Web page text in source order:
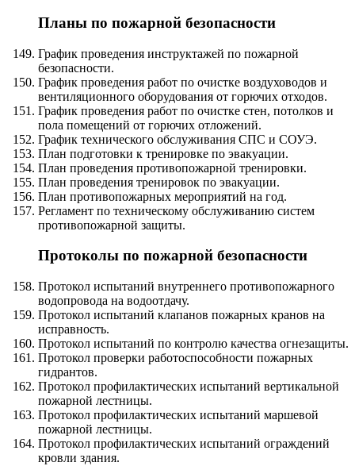
Планы по пожарной безопасности
График проведения инструктажей по пожарной
безопасности.
График проведения работ по очистке воздуховодов и
вентиляционного оборудования от горючих отходов.
График проведения работ по очистке стен, потолков и
пола помещений от горючих отложений.
График технического обслуживания СПС и СОУЭ.
План подготовки к тренировке по эвакуации.
План проведения противопожарной тренировки.
План проведения тренировок по эвакуации.
План противопожарных мероприятий на год.
Регламент по техническому обслуживанию систем
противопожарной защиты.
Протоколы по пожарной безопасности
Протокол испытаний внутреннего противопожарного
водопровода на водоотдачу.
Протокол испытаний клапанов пожарных кранов на
исправность.
Протокол испытаний по контролю качества огнезащиты.
Протокол проверки работоспособности пожарных
гидрантов.
Протокол профилактических испытаний вертикальной
пожарной лестницы.
Протокол профилактических испытаний маршевой
пожарной лестницы.
Протокол профилактических испытаний ограждений
кровли здания.